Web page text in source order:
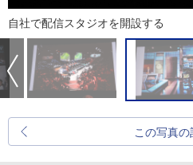
自社で配信スタジオを開設する
この写真の